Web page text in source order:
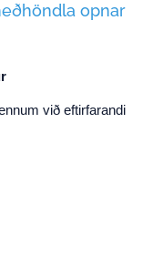
opnar
við eftirfarandi